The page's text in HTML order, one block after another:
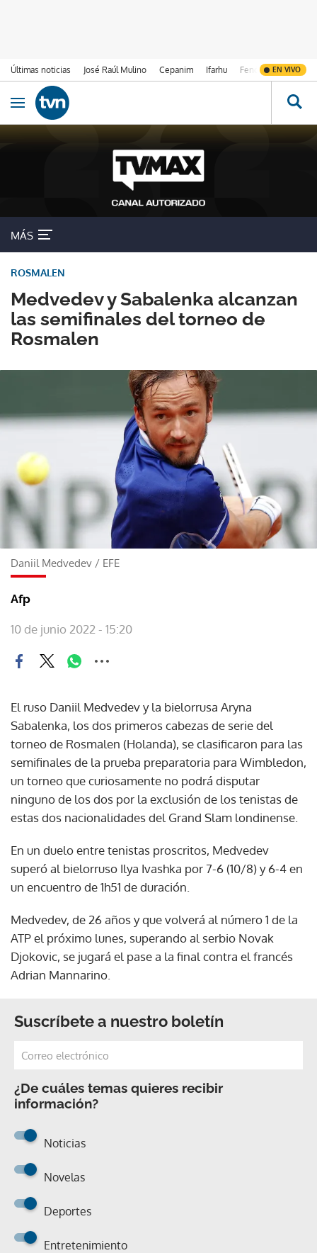
Últimas noticias José Raúl Mulino Cepanim Ifarhu Fenómeno de El
EN VIVO
Ir al contenido
Obrir navegació
MÁS
Medvedev y Sabalenka alcanzan
las semifinales del torneo de
Rosmalen
ROSMALEN
Daniil Medvedev / EFE
Afp
10 de junio 2022 - 15:20
El ruso Daniil Medvedev y la bielorrusa Aryna
Sabalenka, los dos primeros cabezas de serie del
torneo de Rosmalen (Holanda), se clasificaron para las
semifinales de la prueba preparatoria para Wimbledon,
un torneo que curiosamente no podrá disputar
ninguno de los dos por la exclusión de los tenistas de
estas dos nacionalidades del Grand Slam londinense.
En un duelo entre tenistas proscritos, Medvedev
superó al bielorruso Ilya Ivashka por 7-6 (10/8) y 6-4 en
un encuentro de 1h51 de duración.
Medvedev, de 26 años y que volverá al número 1 de la
ATP el próximo lunes, superando al serbio Novak
Djokovic, se jugará el pase a la final contra el francés
Adrian Mannarino.
Suscríbete a nuestro boletín
¿De cuáles temas quieres recibir
información?
Noticias
Novelas
Deportes
Entretenimiento